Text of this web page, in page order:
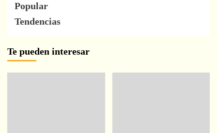
Popular
Tendencias
Te pueden interesar